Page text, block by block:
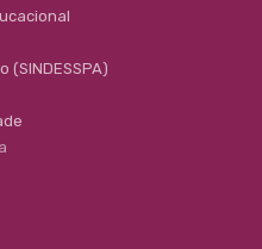
(SINDESSPA)